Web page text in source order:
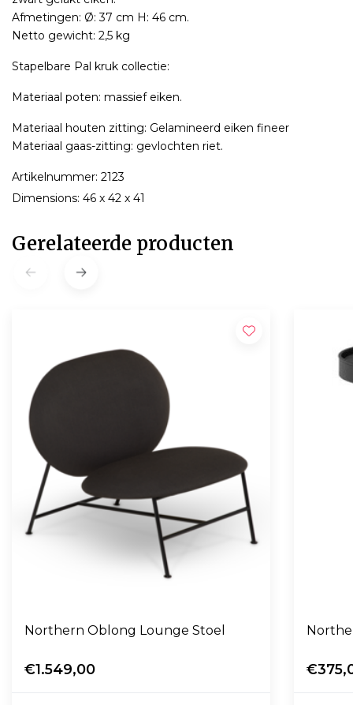
Afmetingen: Ø: 37 cm H: 46 cm.
Netto gewicht: 2,5 kg
Stapelbare Pal kruk collectie:
Materiaal poten: massief eiken.
Materiaal houten zitting: Gelamineerd eiken fineer
Materiaal gaas-zitting: gevlochten riet.
Artikelnummer: 2123
Dimensions: 46 x 42 x 41
Gerelateerde producten
Northern Oblong Lounge Stoel
€1.549,00